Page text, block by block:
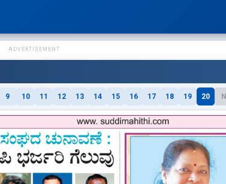
ADVERTISEMENT
9 10 11 12 13 14 15 16 17 18 19 20